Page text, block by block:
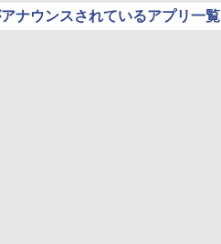
ナウンスされているアプリ一覧